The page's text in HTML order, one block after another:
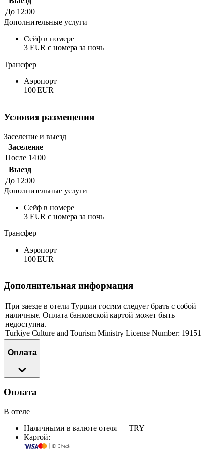
До 12:00
Дополнительные услуги
Сейф в номере
3 EUR с номера за ночь
Трансфер
Аэропорт
100 EUR
Условия размещения
Заселение и выезд
Заселение
После 14:00
Выезд
До 12:00
Дополнительные услуги
Сейф в номере
3 EUR с номера за ночь
Трансфер
Аэропорт
100 EUR
Дополнительная информация
При заезде в отели Турции гостям следует брать с собой
наличные. Оплата банковской картой может быть
недоступна.
Turkiye Culture and Tourism Ministry License Number: 19151
Оплата
Оплата
В отеле
Наличными в валюте отеля — TRY
Картой: